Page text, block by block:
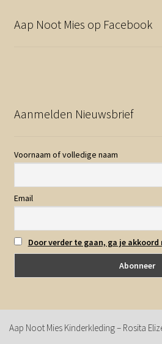
Aap Noot Mies op Facebook
Aanmelden Nieuwsbrief
Voornaam of volledige naam
Email
Door verder te gaan, ga je
Aap Noot Mies Kinderkleding – Rosita